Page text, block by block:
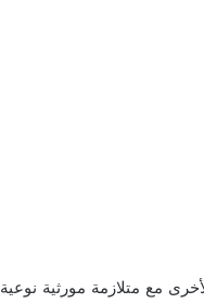
مع متلازمة مورثية نوعية